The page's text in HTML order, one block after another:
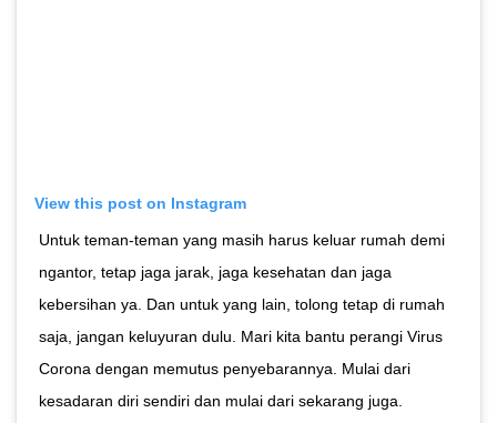
View this post on Instagram
Untuk teman-teman yang masih harus keluar rumah demi
ngantor, tetap jaga jarak, jaga kesehatan dan jaga
kebersihan ya. Dan untuk yang lain, tolong tetap di rumah
saja, jangan keluyuran dulu. Mari kita bantu perangi Virus
Corona dengan memutus penyebarannya. Mulai dari
kesadaran diri sendiri dan mulai dari sekarang juga.